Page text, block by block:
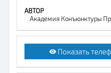
Академия Конъюнктуры
Показать